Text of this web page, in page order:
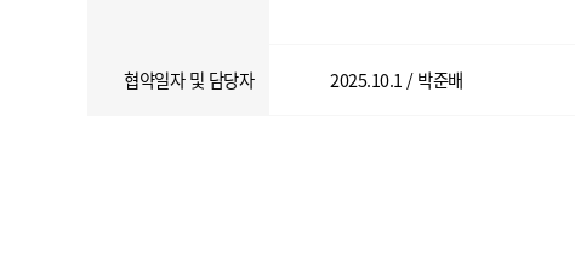
협약일자 및 담당자 2025.10.1 / 박준배